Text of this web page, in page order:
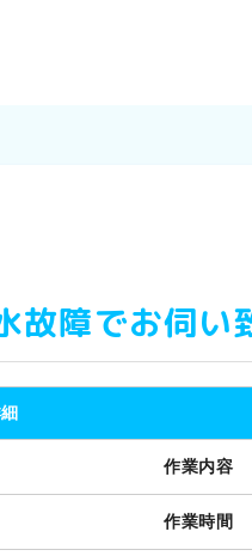
故障でお伺い
作業内容
作業時間